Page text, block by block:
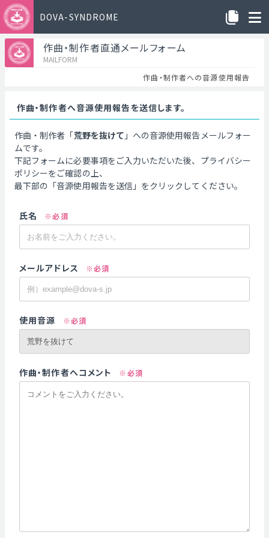
DOVA-SYNDROME
作曲・制作者直通メールフォーム
MAILFORM
作曲・制作者への音源使用報告
作曲・制作者へ音源使用報告を送信します。
作曲・制作者「荒野を抜けて 」への音源使用報告メールフォー
ムです。
下記フォームに必要事項をご入力いただいた後、プライバシー
ポリシーをご確認の上、
最下部の「音源使用報告を送信」をクリックしてください。
氏名 ※必須
メールアドレス ※必須
使用音源 ※必須
作曲・制作者へコメント ※必須